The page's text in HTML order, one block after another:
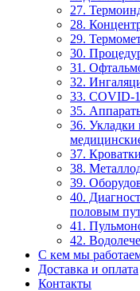
27.
28.
29.
30.
31.
32.
33. COVID-
35.
36. Укладки
37.
38.
39.
40.
половым
41.
42.
С кем мы
Доставка и оплата
Контакты